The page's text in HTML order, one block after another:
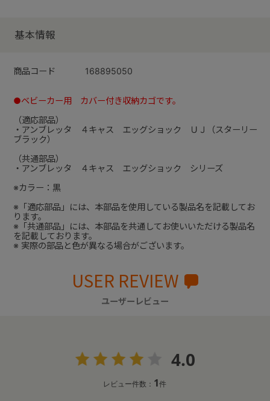
基本情報
商品コード 168895050
●ベビーカー用 カバー付き収納カゴです。
（適応部品）
・アンブレッタ ４キャス エッグショック ＵＪ（スターリー
ブラック）
（共通部品）
・アンブレッタ ４キャス エッグショック シリーズ
※カラー：黒
※「適応部品」には、本部品を使用している製品名を記載してお
ります。
※「共通部品」には、本部品を共通してお使いいただける製品名
を記載しております。
※ 実際の部品と色が異なる場合がございます。
USER REVIEW
ユーザーレビュー
4.0
レビュー件数： 1件